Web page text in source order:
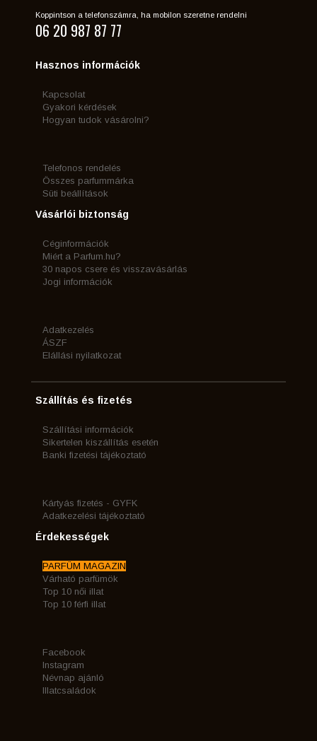
Koppintson a telefonszámra, ha mobilon szeretne rendelni
06 20 987 87 77
Hasznos információk
Kapcsolat
Gyakori kérdések
Hogyan tudok vásárolni?
Telefonos rendelés
Összes parfummárka
Süti beállítások
Vásárlói biztonság
Céginformációk
Miért a Parfum.hu?
30 napos csere és visszavásárlás
Jogi információk
Adatkezelés
ÁSZF
Elállási nyilatkozat
Szállítás és fizetés
Szállítási információk
Sikertelen kiszállítás esetén
Banki fizetési tájékoztató
Kártyás fizetés - GYFK
Adatkezelési tájékoztató
Érdekességek
PARFÜM MAGAZIN
Várható parfümök
Top 10 női illat
Top 10 férfi illat
Facebook
Instagram
Névnap ajánló
Illatcsaládok